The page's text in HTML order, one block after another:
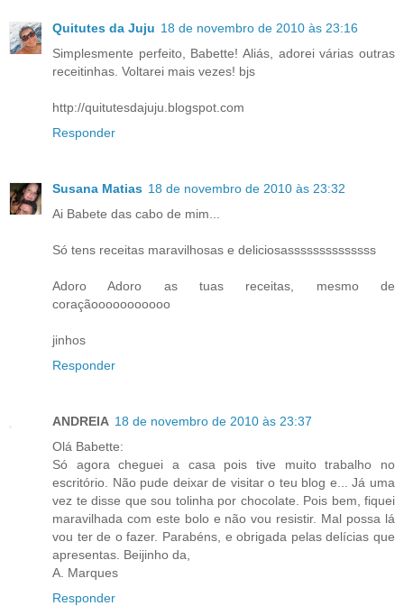
Quitutes da Juju 18 de novembro de 2010 às 23:16
Simplesmente perfeito, Babette! Aliás, adorei várias outras
receitinhas. Voltarei mais vezes! bjs
http://quitutesdajuju.blogspot.com
Responder
Susana Matias 18 de novembro de 2010 às 23:32
Ai Babete das cabo de mim...
Só tens receitas maravilhosas e deliciosassssssssssssss
Adoro Adoro as tuas receitas, mesmo de
coraçãooooooooooo
jinhos
Responder
ANDREIA 18 de novembro de 2010 às 23:37
Olá Babette:
Só agora cheguei a casa pois tive muito trabalho no
escritório. Não pude deixar de visitar o teu blog e... Já uma
vez te disse que sou tolinha por chocolate. Pois bem, fiquei
maravilhada com este bolo e não vou resistir. Mal possa lá
vou ter de o fazer. Parabéns, e obrigada pelas delícias que
apresentas. Beijinho da,
A. Marques
Responder